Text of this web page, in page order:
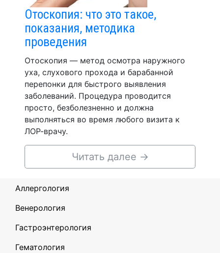
Отоскопия: что это такое,
показания, методика
проведения
Отоскопия — метод осмотра наружного
уха, слухового прохода и барабанной
перепонки для быстрого выявления
заболеваний. Процедура проводится
просто, безболезненно и должна
выполняться во время любого визита к
ЛОР-врачу.
Читать далее →
Аллергология
Венерология
Гастроэнтерология
Гематология